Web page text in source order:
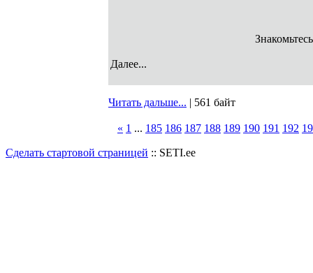
Далее...
Читать дальше... | 561 байт
« 1 ... 185 186 187 188 189 190 191 192
Сделать стартовой страницей :: SETI.ee